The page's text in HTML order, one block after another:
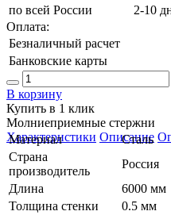
по всей России
2-10
Оплата:
Безналичный расчет
Банковские карты
В корзину
Купить в 1 клик
Молниеприемные стержни
Характеристики Описание
Материал
Сталь
Страна
производитель
Россия
Длина
6000 мм
Толщина стенки
0.5 мм